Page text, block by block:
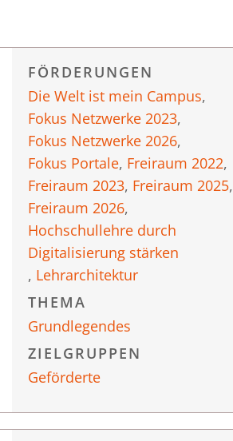
FÖRDERUNGEN
Die Welt ist mein Campus,
Fokus Netzwerke 2023,
Fokus Netzwerke 2026,
Fokus Portale, Freiraum 2022,
Freiraum 2023, Freiraum 2025,
Freiraum 2026,
Hochschullehre durch
Digitalisierung stärken
, Lehrarchitektur
THEMA
Grundlegendes
ZIELGRUPPEN
Geförderte